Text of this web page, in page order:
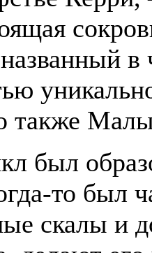
также
был
то был
скалы и